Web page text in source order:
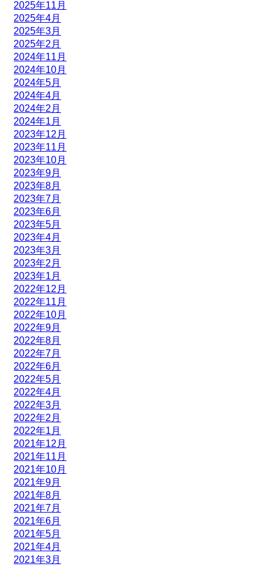
2025年11月
2025年4月
2025年3月
2025年2月
2024年11月
2024年10月
2024年5月
2024年4月
2024年2月
2024年1月
2023年12月
2023年11月
2023年10月
2023年9月
2023年8月
2023年7月
2023年6月
2023年5月
2023年4月
2023年3月
2023年2月
2023年1月
2022年12月
2022年11月
2022年10月
2022年9月
2022年8月
2022年7月
2022年6月
2022年5月
2022年4月
2022年3月
2022年2月
2022年1月
2021年12月
2021年11月
2021年10月
2021年9月
2021年8月
2021年7月
2021年6月
2021年5月
2021年4月
2021年3月